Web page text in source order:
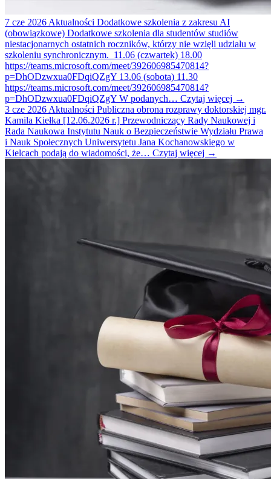
7 cze 2026 Aktualności Dodatkowe szkolenia z zakresu AI
(obowiązkowe) Dodatkowe szkolenia dla studentów studiów
niestacjonarnych ostatnich roczników, którzy nie wzięli udziału w
szkoleniu synchronicznym. 11.06 (czwartek) 18.00
https://teams.microsoft.com/meet/392606985470814?
p=DhODzwxua0FDqiQZgY 13.06 (sobota) 11.30
https://teams.microsoft.com/meet/392606985470814?
p=DhODzwxua0FDqiQZgY W podanych… Czytaj więcej →
3 cze 2026 Aktualności Publiczna obrona rozprawy doktorskiej mgr.
Kamila Kiełka [12.06.2026 r.] Przewodniczący Rady Naukowej i
Rada Naukowa Instytutu Nauk o Bezpieczeństwie Wydziału Prawa
i Nauk Społecznych Uniwersytetu Jana Kochanowskiego w
Kielcach podają do wiadomości, że… Czytaj więcej →